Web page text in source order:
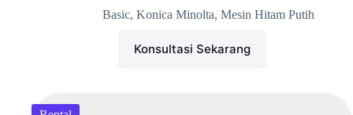
Basic, Konica Minolta, Mesin Hitam Putih
Konsultasi Sekarang